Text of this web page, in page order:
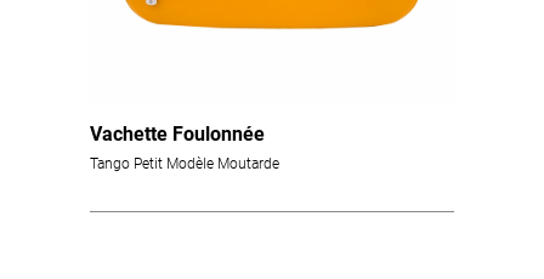
Vachette Foulonnée
Tango Petit Modèle Moutarde